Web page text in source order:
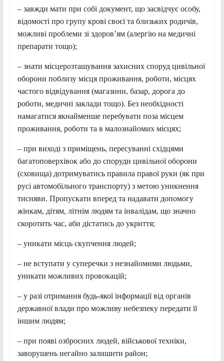
– завжди мати при собі документ, що засвідчує особу,
відомості про групу крові своєї та близьких родичів,
можливі проблеми зі здоров’ям (алергію на медичні
препарати тощо);
– знати місцерозташування захисних споруд цивільної
оборони поблизу місця проживання, роботи, місцях
частого відвідування (магазини, базар, дорога до
роботи, медичні заклади тощо). Без необхідності
намагатися якнайменше перебувати поза місцем
проживання, роботи та в малознайомих місцях;
– при виході з приміщень, пересуванні східцями
багатоповерхівок або до споруди цивільної оборони
(сховища) дотримуватись правила правої руки (як при
русі автомобільного транспорту) з метою уникнення
тисняви. Пропускати вперед та надавати допомогу
жінкам, дітям, літнім людям та інвалідам, що значно
скоротить час, аби дістатись до укриття;
– уникати місць скупчення людей;
– не вступати у суперечки з незнайомими людьми,
уникати можливих провокацій;
– у разі отримання будь-якої інформації від органів
державної влади про можливу небезпеку передати її
іншим людям;
– при появі озброєних людей, військової техніки,
заворушень негайно залишити район;